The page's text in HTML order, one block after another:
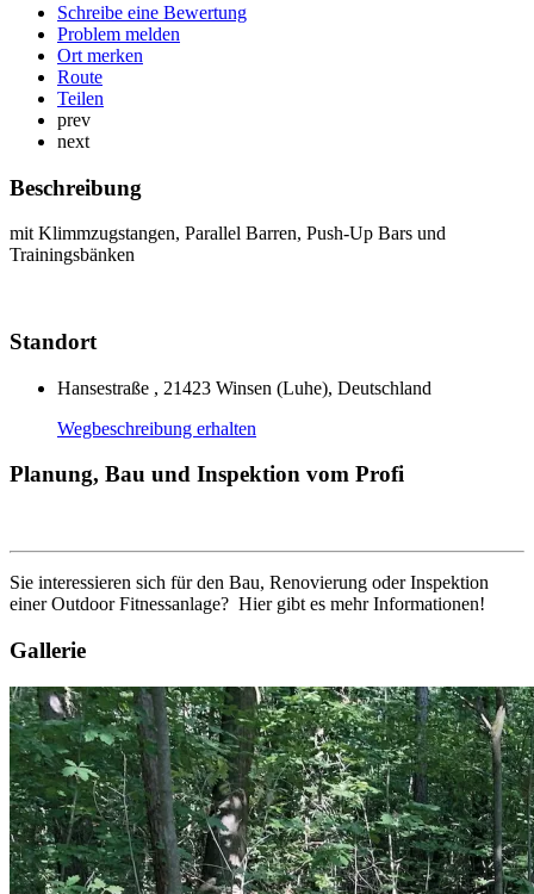
Schreibe eine Bewertung
Problem melden
Ort merken
Route
Teilen
prev
next
Beschreibung
mit Klimmzugstangen, Parallel Barren, Push-Up Bars und
Trainingsbänken
Standort
Hansestraße , 21423 Winsen (Luhe), Deutschland
Wegbeschreibung erhalten
Planung, Bau und Inspektion vom Profi
Sie interessieren sich für den Bau, Renovierung oder Inspektion
einer Outdoor Fitnessanlage? Hier gibt es mehr Informationen!
Gallerie